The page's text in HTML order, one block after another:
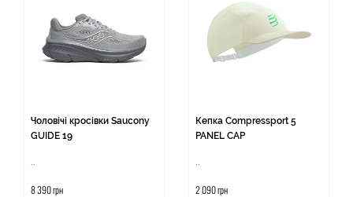
Чоловічі кросівки Saucony
GUIDE 19
8 390 грн
Кепка Compressport 5
PANEL CAP
2 090 грн